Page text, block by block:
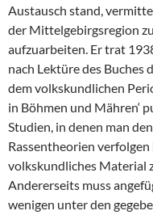
Austausch stand,
der Mittelgebirgsregion
aufzuarbeiten. Er trat
nach Lektüre des Buches
dem volkskundlichen
in Böhmen und Mähren‘
Studien, in denen man
Rassentheorien
volkskundliches Material
Andererseits muss
wenigen unter den